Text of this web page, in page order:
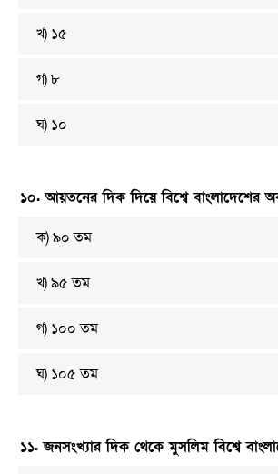
খ) ১৫
গ) ৮
ঘ) ১০
১০. আয়তনের দিক দিয়ে বিশ্বে বাংলাদেশের
ক) ৯০ তম
খ) ৯৫ তম
গ) ১০০ তম
ঘ) ১০৫ তম
১১. জনসংখ্যার দিক থেকে মুসলিম বিশ্বে